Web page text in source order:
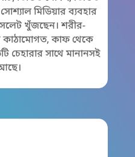
মিডিয়ার ব্যবহার
খুঁজছেন। শরীর-
কাফ থেকে
চেহারার সাথে মানানসই